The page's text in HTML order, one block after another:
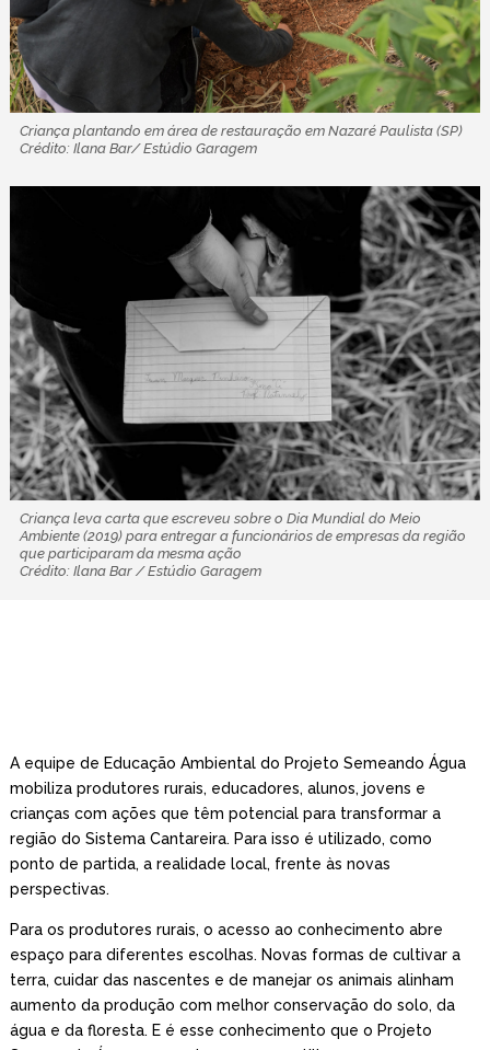
Criança plantando em área de restauração em Nazaré Paulista (SP)
Crédito: Ilana Bar/ Estúdio Garagem
Criança leva carta que escreveu sobre o Dia Mundial do Meio
Ambiente (2019) para entregar a funcionários de empresas da região
que participaram da mesma ação
Crédito: Ilana Bar / Estúdio Garagem
A equipe de Educação Ambiental do Projeto Semeando Água
mobiliza produtores rurais, educadores, alunos, jovens e
crianças com ações que têm potencial para transformar a
região do Sistema Cantareira. Para isso é utilizado, como
ponto de partida, a realidade local, frente às novas
perspectivas.
Para os produtores rurais, o acesso ao conhecimento abre
espaço para diferentes escolhas. Novas formas de cultivar a
terra, cuidar das nascentes e de manejar os animais alinham
aumento da produção com melhor conservação do solo, da
água e da floresta. E é esse conhecimento que o Projeto